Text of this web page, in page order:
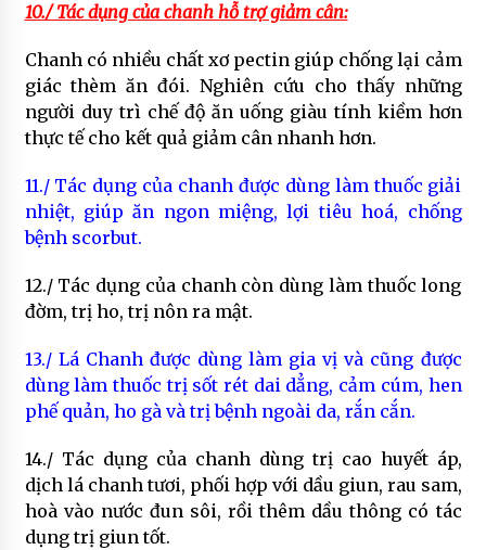
10./ Tác dụng của chanh hỗ trợ giảm cân:
Chanh có nhiều chất xơ pectin giúp chống lại cảm
giác thèm ăn đói. Nghiên cứu cho thấy những
người duy trì chế độ ăn uống giàu tính kiềm hơn
thực tế cho kết quả giảm cân nhanh hơn.
11./ Tác dụng của chanh được dùng làm thuốc giải
nhiệt, giúp ăn ngon miệng, lợi tiêu hoá, chống
bệnh scorbut.
12./ Tác dụng của chanh còn dùng làm thuốc long
đờm, trị ho, trị nôn ra mật.
13./ Lá Chanh được dùng làm gia vị và cũng được
dùng làm thuốc trị sốt rét dai dẳng, cảm cúm, hen
phế quản, ho gà và trị bệnh ngoài da, rắn cắn.
14./ Tác dụng của chanh dùng trị cao huyết áp,
dịch lá chanh tươi, phối hợp với dầu giun, rau sam,
hoà vào nước đun sôi, rồi thêm dầu thông có tác
dụng trị giun tốt.